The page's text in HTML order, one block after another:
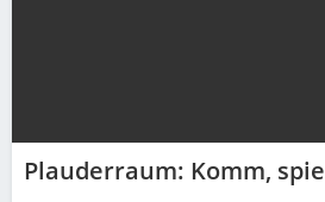
Plauderraum: Komm,